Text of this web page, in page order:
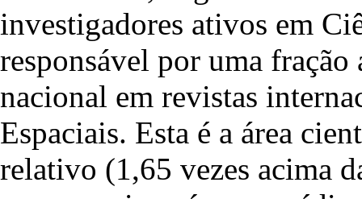
investigadores ativos em
responsável por uma
nacional em revistas
Espaciais. Esta é a área
relativo (1,65 vezes acima